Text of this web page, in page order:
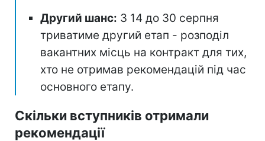
Другий шанс: З 14 до 30 серпня
триватиме другий етап - розподіл
вакантних місць на контракт для тих,
хто не отримав рекомендацій під час
основного етапу.
Скільки вступників отримали
рекомендації